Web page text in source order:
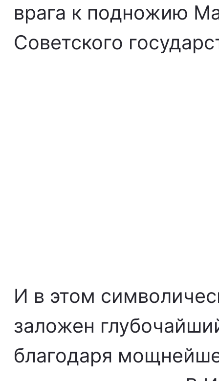
врага к подножию
Советского
И в этом
заложен
благодаря